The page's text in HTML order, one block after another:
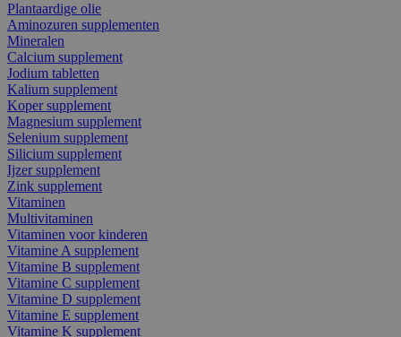
Plantaardige olie
Aminozuren supplementen
Mineralen
Calcium supplement
Jodium tabletten
Kalium supplement
Koper supplement
Magnesium supplement
Selenium supplement
Silicium supplement
Ijzer supplement
Zink supplement
Vitaminen
Multivitaminen
Vitaminen voor kinderen
Vitamine A supplement
Vitamine B supplement
Vitamine C supplement
Vitamine D supplement
Vitamine E supplement
Vitamine K supplement